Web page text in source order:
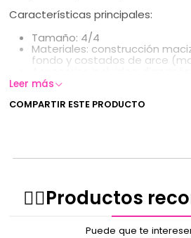
Características principales:
Tamaño: 4/4
Materiales: construcción
fondo y costados de arce
cuatro microafinadores, arco,
Sonido: timbre cálido y buena
Color: Rojo
Leer más
COMPARTIR ESTE PRODUCTO
✌🏻️Productos
Puede que te